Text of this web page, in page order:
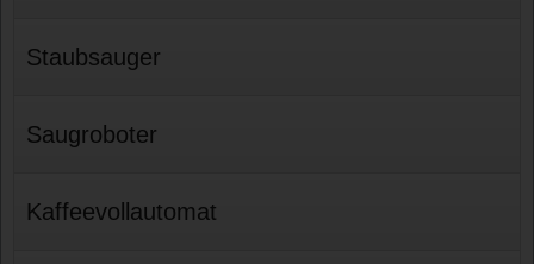
Staubsauger
Saugroboter
Kaffeevollautomat